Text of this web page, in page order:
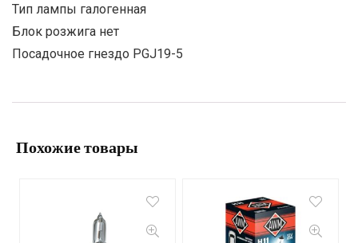
Тип лампы галогенная
Блок розжига нет
Посадочное гнездо PGJ19-5
Похожие товары